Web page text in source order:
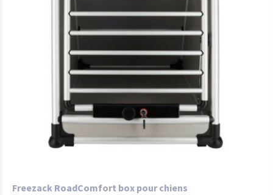
Freezack RoadComfort box pour chiens